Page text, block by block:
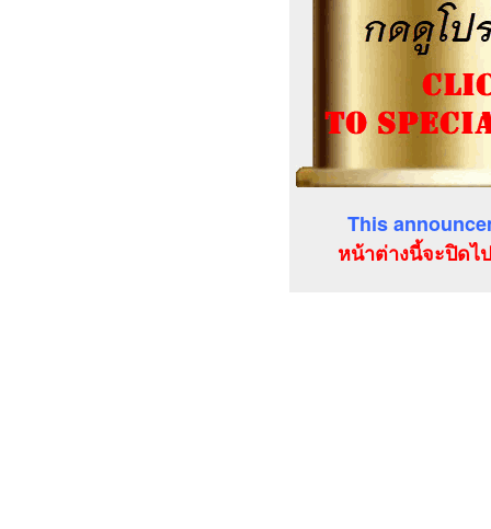
This
หน้าต่างนี้จะปิดไ